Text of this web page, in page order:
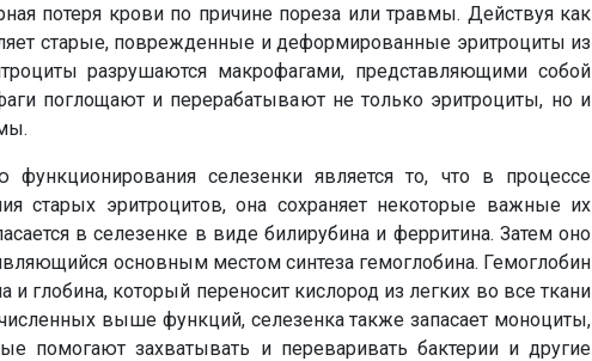
потеря крови по причине пореза или травмы. Действуя как
старые, поврежденные и деформированные эритроциты из
разрушаются макрофагами, представляющими собой
поглощают и перерабатывают не только эритроциты, но и
селезенки является то, что в процессе
старых эритроцитов, она сохраняет некоторые важные их
в селезенке в виде билирубина и ферритина. Затем оно
основным местом синтеза гемоглобина. Гемоглобин
и глобина, который переносит кислород из легких во все ткани
выше функций, селезенка также запасает моноциты,
помогают захватывать и переваривать бактерии и другие